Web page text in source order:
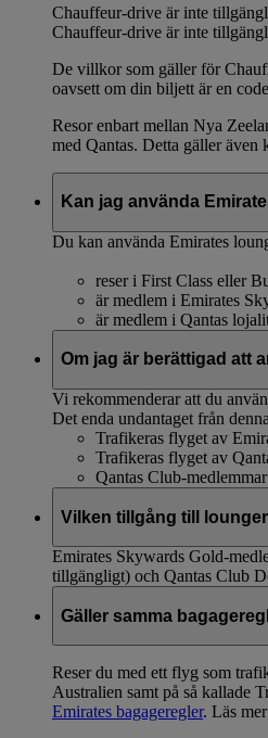
Chauffeur-drive är inte
Chauffeur-drive är inte
De villkor som gäller för
oavsett om din biljett är en
Resor enbart mellan Nya
med Qantas. Detta gäller även
Kan jag använda
Du kan använda Emirates
reser i First Class eller
är medlem i Emirates
är medlem i Qantas
Om jag är berättigad att
Vi rekommenderar att du
Det enda undantaget från
Trafikeras flyget av
Trafikeras flyget av
Qantas Club-
Vilken tillgång till
Emirates Skywards Gold-
tillgängligt) och Qantas Club
Gäller samma
Reser du med ett flyg som
Australien samt på så kallade
Emirates bagageregler. Läs